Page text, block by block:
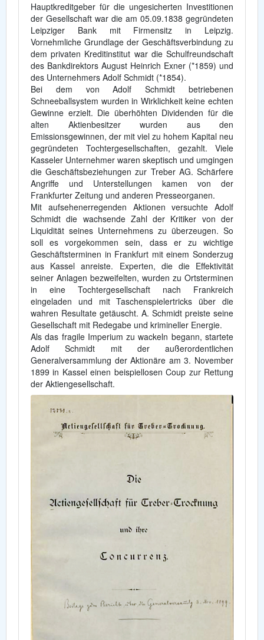
Hauptkreditgeber für die ungesicherten Investitionen
der Gesellschaft war die am 05.09.1838 gegründeten
Leipziger Bank mit Firmensitz in Leipzig.
Vornehmliche Grundlage der Geschäftsverbindung zu
dem privaten Kreditinstitut war die Schulfreundschaft
des Bankdirektors August Heinrich Exner (*1859) und
des Unternehmers Adolf Schmidt (*1854).
Bei dem von Adolf Schmidt betriebenen
Schneeballsystem wurden in Wirklichkeit keine echten
Gewinne erzielt. Die überhöhten Dividenden für die
alten Aktienbesitzer wurden aus den
Emissionsgewinnen, der mit viel zu hohem Kapital neu
gegründeten Tochtergesellschaften, gezahlt. Viele
Kasseler Unternehmer waren skeptisch und umgingen
die Geschäftsbeziehungen zur Treber AG. Schärfere
Angriffe und Unterstellungen kamen von der
Frankfurter Zeitung und anderen Presseorganen.
Mit aufsehenerregenden Aktionen versuchte Adolf
Schmidt die wachsende Zahl der Kritiker von der
Liquidität seines Unternehmens zu überzeugen. So
soll es vorgekommen sein, dass er zu wichtige
Geschäftsterminen in Frankfurt mit einem Sonderzug
aus Kassel anreiste. Experten, die die Effektivität
seiner Anlagen bezweifelten, wurden zu Ortsterminen
in eine Tochtergesellschaft nach Frankreich
eingeladen und mit Taschenspielertricks über die
wahren Resultate getäuscht. A. Schmidt preiste seine
Gesellschaft mit Redegabe und krimineller Energie.
Als das fragile Imperium zu wackeln begann, startete
Adolf Schmidt mit der außerordentlichen
Generalversammlung der Aktionäre am 3. November
1899 in Kassel einen beispiellosen Coup zur Rettung
der Aktiengesellschaft.